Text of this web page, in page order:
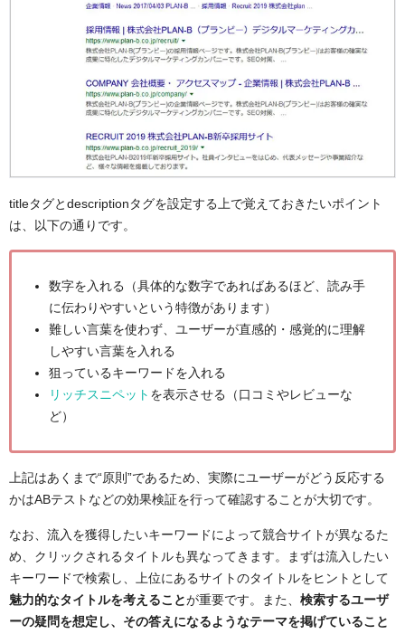
titleタグとdescriptionタグを設定する上で覚えておきたいポイント
は、以下の通りです。
数字を入れる（具体的な数字であればあるほど、読み手
に伝わりやすいという特徴があります）
難しい言葉を使わず、ユーザーが直感的・感覚的に理解
しやすい言葉を入れる
狙っているキーワードを入れる
リッチスニペット を表示させる（口コミやレビューな
ど）
上記はあくまで“原則”であるため、実際にユーザーがどう反応する
かはABテストなどの効果検証を行って確認することが大切です。
なお、流入を獲得したいキーワードによって競合サイトが異なるた
め、クリックされるタイトルも異なってきます。まずは流入したい
キーワードで検索し、上位にあるサイトのタイトルをヒントとして
魅力的なタイトルを考えることが重要です。 また、 検索するユーザ
ーの疑問を想定し、その答えになるようなテーマを掲げていること